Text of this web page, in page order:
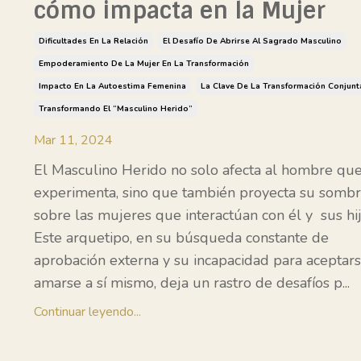
cómo impacta en la Mujer
Dificultades En La Relación
El Desafío De Abrirse Al Sagrado Masculino
Empoderamiento De La Mujer En La Transformación
Impacto En La Autoestima Femenina
La Clave De La Transformación
Transformando El “masculino Herido”
Mar 11, 2024
El Masculino Herido no solo afecta al hombre
experimenta, sino que también proyecta su
sobre las mujeres que interactúan con él y sus
Este arquetipo, en su búsqueda constante de
aprobación externa y su incapacidad para
amarse a sí mismo, deja un rastro de desafíos p...
Continuar leyendo...